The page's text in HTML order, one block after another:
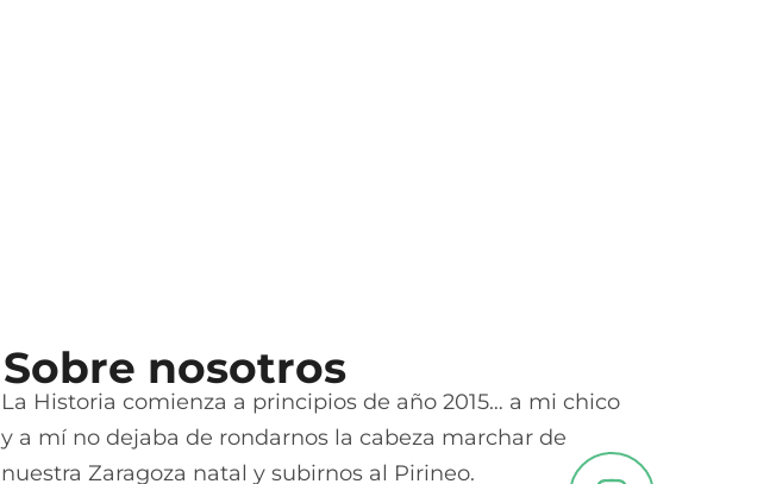
Sobre nosotros
La Historia comienza a principios de año 2015… a mi chico
y a mí no dejaba de rondarnos la cabeza marchar de
nuestra Zaragoza natal y subirnos al Pirineo.